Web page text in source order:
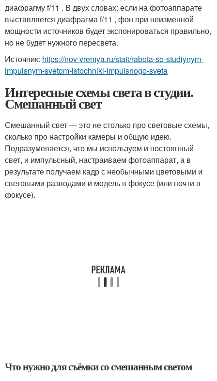
диафрагму f/11 . В двух словах: если на фотоаппарате
выставляется диафрагма f/11 , фон при неизменной
мощности источников будет экспонироваться правильно,
но не будет нужного пересвета.
Источник: https://nov-vremya.ru/stati/rabota-so-studiynym-
impulsnym-svetom-istochniki-impulsnogo-sveta
Интересные схемы света в студии.
Смешанный свет
Смешанный свет — это не столько про световые схемы,
сколько про настройки камеры и общую идею.
Подразумевается, что мы используем и постоянный
свет, и импульсный, настраиваем фотоаппарат, а в
результате получаем кадр с необычными цветовыми и
световыми разводами и модель в фокусе (или почти в
фокусе).
Что нужно для съёмки со смешанным светом